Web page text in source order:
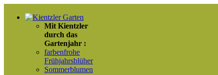
Mit Kientzler
durch das
Gartenjahr :
farbenfrohe
Frühjahrsblüher
Sommerblumen